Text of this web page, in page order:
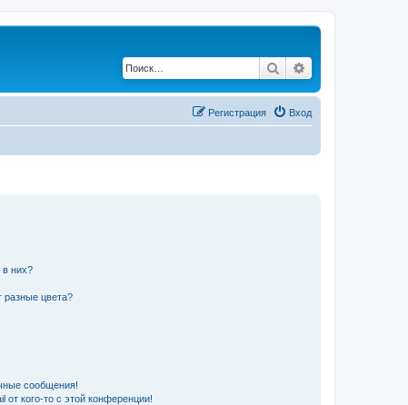
Поиск
Вход
Регистрация
в них?
разные цвета?
сообщения!
кого-то с этой конференции!